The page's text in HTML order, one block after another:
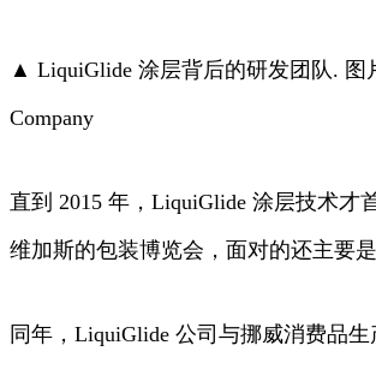
▲ LiquiGlide 涂层背后的研发团队. 图
Company
直到 2015 年，LiquiGlide 涂层技术才
维加斯的包装博览会，面对的还主要是
同年，LiquiGlide 公司与挪威消费品